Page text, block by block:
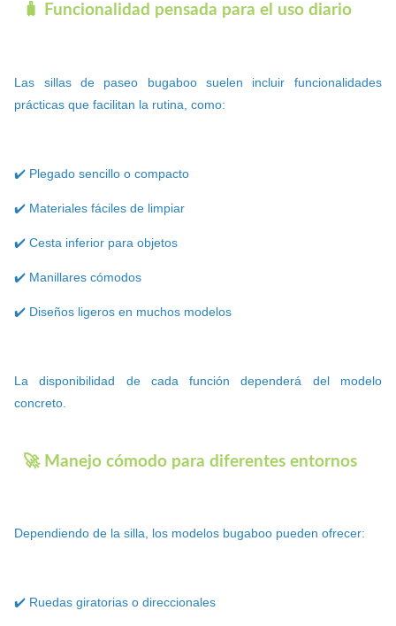
🧳 Funcionalidad pensada para el uso diario
Las sillas de paseo bugaboo suelen incluir funcionalidades
prácticas que facilitan la rutina, como:
✔️ Plegado sencillo o compacto
✔️ Materiales fáciles de limpiar
✔️ Cesta inferior para objetos
✔️ Manillares cómodos
✔️ Diseños ligeros en muchos modelos
La disponibilidad de cada función dependerá del modelo
concreto.
🚀 Manejo cómodo para diferentes entornos
Dependiendo de la silla, los modelos bugaboo pueden ofrecer:
✔️ Ruedas giratorias o direccionales